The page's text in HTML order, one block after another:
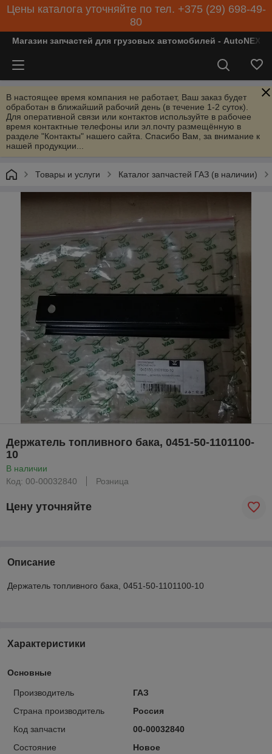
Цены каталога уточняйте по тел. +375 (29) 698-49-
80
Магазин запчастей для грузовых автомобилей - AutoNEXT
В настоящее время компания не работает, Ваш заказ будет
обработан в ближайший рабочий день (в течение 1-2 суток).
Для оперативной связи или контактов используйте в рабочее
время контактные телефоны или эл.почту размещённую в
разделе "Контакты" нашего сайта. Спасибо Вам, за внимание к
нашей продукции...
Товары и услуги Каталог запчастей ГАЗ (в наличии)
Держатель топливного бака, 0451-50-1101100-
10
В наличии
Код: 00-00032840
Розница
Цену уточняйте
Описание
Держатель топливного бака, 0451-50-1101100-10
Характеристики
Основные
Производитель
ГАЗ
Страна производитель
Россия
Код запчасти
00-00032840
Состояние
Новое